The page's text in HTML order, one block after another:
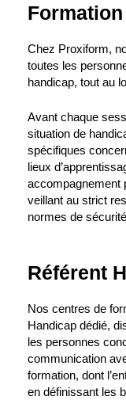
Chez Proxiform,
toutes les
handicap, tout au
Avant chaque
situation de
spécifiques
lieux
accompagnement
veillant au strict
normes de
Référent
Nos centres de
Handicap dédié,
les personnes
communication
formation, dont
en définissant les